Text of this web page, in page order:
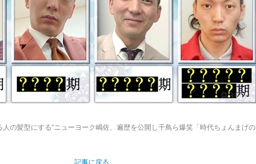
人の髪型にする”ニューヨーク嶋佐、遍歴を公開し千鳥ら爆笑「時代ちょんまげの
記事に戻る